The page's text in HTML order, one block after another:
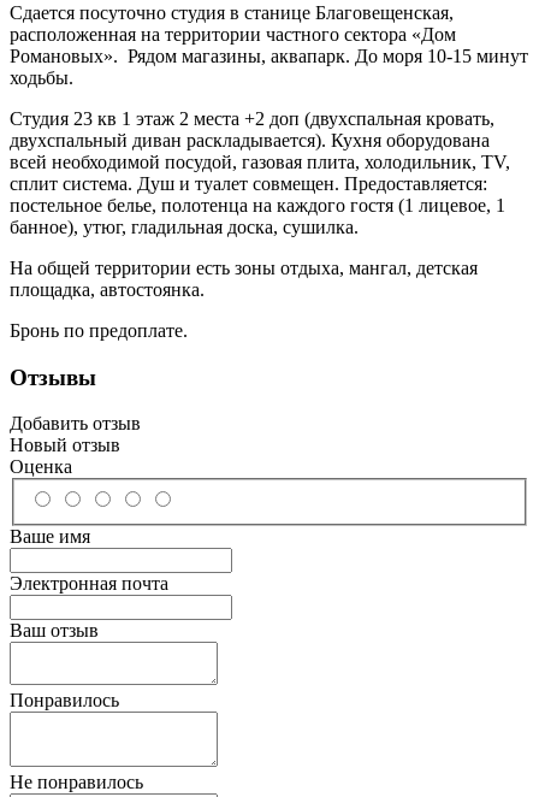
Сдается посуточно студия в станице Благовещенская,
расположенная на территории частного сектора «Дом
Романовых». Рядом магазины, аквапарк. До моря 10-15 минут
ходьбы.
Студия 23 кв 1 этаж 2 места +2 доп (двухспальная кровать,
двухспальный диван раскладывается). Кухня оборудована
всей необходимой посудой, газовая плита, холодильник, TV,
сплит система. Душ и туалет совмещен. Предоставляется:
постельное белье, полотенца на каждого гостя (1 лицевое, 1
банное), утюг, гладильная доска, сушилка.
На общей территории есть зоны отдыха, мангал, детская
площадка, автостоянка.
Бронь по предоплате.
Отзывы
Добавить отзыв
Новый отзыв
Оценка
Ваше имя
Электронная почта
Ваш отзыв
Понравилось
Не понравилось